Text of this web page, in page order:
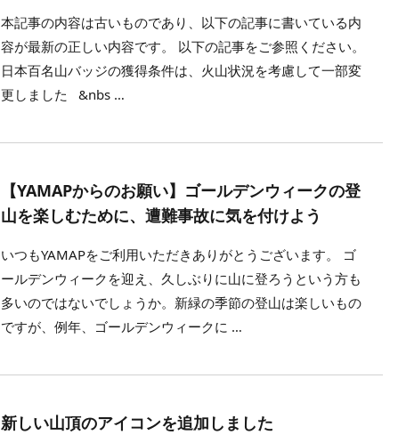
本記事の内容は古いものであり、以下の記事に書いている内
容が最新の正しい内容です。 以下の記事をご参照ください。
日本百名山バッジの獲得条件は、火山状況を考慮して一部変
更しました &nbs …
【YAMAPからのお願い】ゴールデンウィークの登
山を楽しむために、遭難事故に気を付けよう
いつもYAMAPをご利用いただきありがとうございます。 ゴ
ールデンウィークを迎え、久しぶりに山に登ろうという方も
多いのではないでしょうか。新緑の季節の登山は楽しいもの
ですが、例年、ゴールデンウィークに …
新しい山頂のアイコンを追加しました